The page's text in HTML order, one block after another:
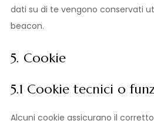
dati su di te vengono conservati
beacon.
5. Cookie
5.1 Cookie tecnici o
Alcuni cookie assicurano il